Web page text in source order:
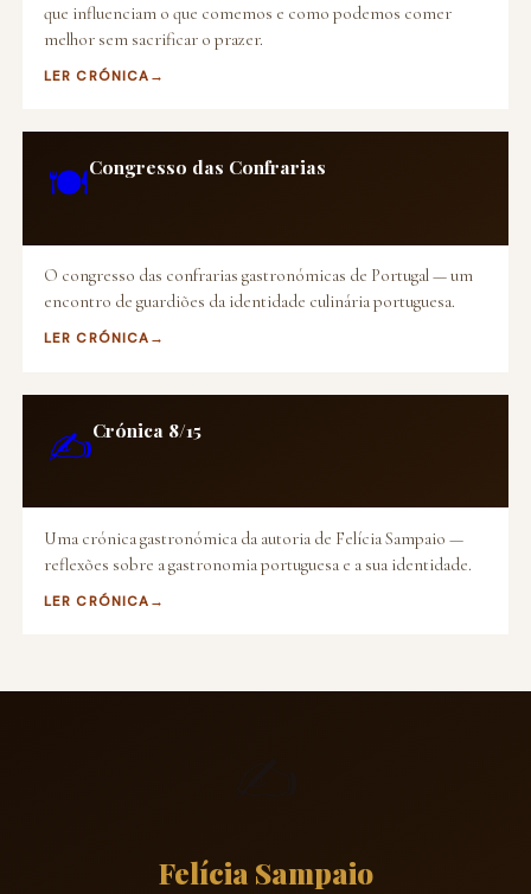
que influenciam o que comemos e como podemos comer
melhor sem sacrificar o prazer.
LER CRÓNICA
🍽️Congresso das Confrarias
O congresso das confrarias gastronómicas de Portugal — um
encontro de guardiões da identidade culinária portuguesa.
LER CRÓNICA
✍️Crónica 8/15
Uma crónica gastronómica da autoria de Felícia Sampaio —
reflexões sobre a gastronomia portuguesa e a sua identidade.
LER CRÓNICA
Felícia Sampaio